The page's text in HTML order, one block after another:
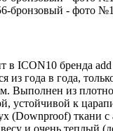
в ICON10 бренда
из года в года,
Выполнен из
устойчивой к
(Downproof) ткани с
и очень теплый